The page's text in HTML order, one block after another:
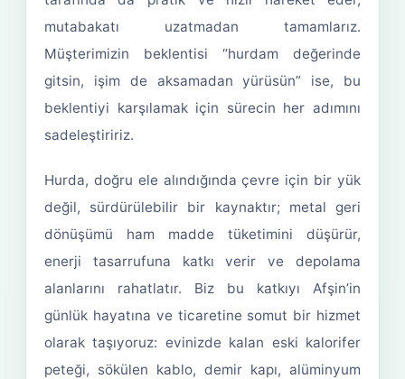
mutabakatı uzatmadan tamamlarız.
Müşterimizin beklentisi “hurdam değerinde
gitsin, işim de aksamadan yürüsün” ise, bu
beklentiyi karşılamak için sürecin her adımını
sadeleştiririz.
Hurda, doğru ele alındığında çevre için bir yük
değil, sürdürülebilir bir kaynaktır; metal geri
dönüşümü ham madde tüketimini düşürür,
enerji tasarrufuna katkı verir ve depolama
alanlarını rahatlatır. Biz bu katkıyı Afşin’in
günlük hayatına ve ticaretine somut bir hizmet
olarak taşıyoruz: evinizde kalan eski kalorifer
peteği, sökülen kablo, demir kapı, alüminyum